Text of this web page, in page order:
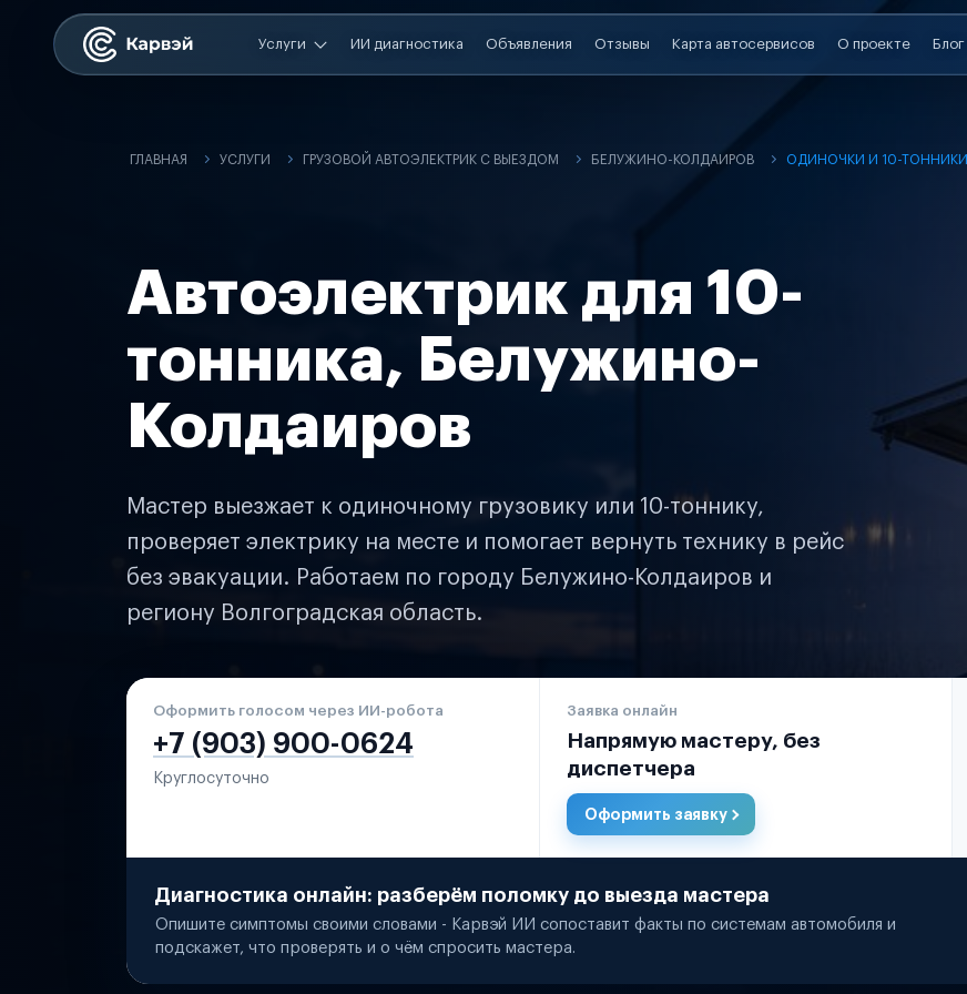
Услуги ИИ диагностика Объявления Отзывы Карта автосервисов О проекте Блог
ГЛАВНАЯ УСЛУГИ ГРУЗОВОЙ АВТОЭЛЕКТРИК С ВЫЕЗДОМ БЕЛУЖИНО-КОЛДАИРОВ ОДИНОЧКИ И 10-ТОННИКИ
Автоэлектрик для 10-
тонника, Белужино-
Колдаиров
Мастер выезжает к одиночному грузовику или 10-тоннику,
проверяет электрику на месте и помогает вернуть технику в рейс
без эвакуации. Работаем по городу Белужино-Колдаиров и
региону Волгоградская область.
Оформить голосом через ИИ-робота
+7 (903) 900-0624
Круглосуточно
Заявка онлайн
Напрямую мастеру, без
диспетчера
Оформить заявку
Диагностика онлайн: разберём поломку до выезда мастера
Опишите симптомы своими словами - Карвэй ИИ сопоставит факты по системам автомобиля и
подскажет, что проверять и о чём спросить мастера.